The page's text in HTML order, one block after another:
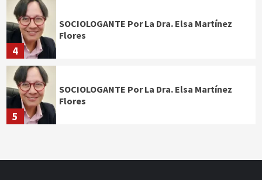
4
SOCIOLOGANTE Por La Dra. Elsa Martínez
Flores
5
SOCIOLOGANTE Por La Dra. Elsa Martínez
Flores